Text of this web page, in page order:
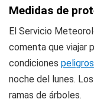
Medidas de
El Servicio
comenta que viajar
condiciones
noche del lunes.
ramas de árboles.